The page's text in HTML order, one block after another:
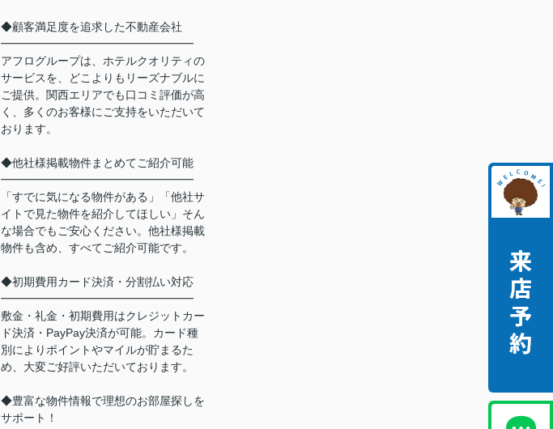
◆顧客満足度を追求した不動産会社
━━━━━━━━━━━━━━━━━
アフログループは、ホテルクオリティの
サービスを、どこよりもリーズナブルに
ご提供。関西エリアでも口コミ評価が高
く、多くのお客様にご支持をいただいて
おります。
◆他社様掲載物件まとめてご紹介可能
━━━━━━━━━━━━━━━━━
「すでに気になる物件がある」「他社サ
イトで見た物件を紹介してほしい」そん
な場合でもご安心ください。他社様掲載
物件も含め、すべてご紹介可能です。
◆初期費用カード決済・分割払い対応
━━━━━━━━━━━━━━━━━
敷金・礼金・初期費用はクレジットカー
ド決済・PayPay決済が可能。カード種
別によりポイントやマイルが貯まるた
め、大変ご好評いただいております。
◆豊富な物件情報で理想のお部屋探しを
サポート！